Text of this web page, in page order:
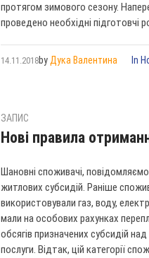
протягом зимового сезону.
проведено необхідні підготовчі
14.11.2018by Дука Валентина In
ЗАПИС
Нові правила
Шановні споживачі,
житлових субсидій. Раніше
використовували газ, воду,
мали на особових рахунках
обсягів призначених субсидій
послуги. Відтак, цій категорії